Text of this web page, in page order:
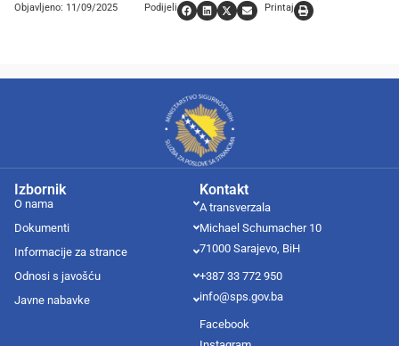
Objavljeno: 11/09/2025 Podijeli Printaj
Kontakt
A transverzala
Michael Schumacher 10
71000 Sarajevo, BiH
+387 33 772 950
info@sps.gov.ba
Facebook
Izbornik
O nama
Dokumenti
Informacije za strance
Odnosi s javošću
Javne nabavke